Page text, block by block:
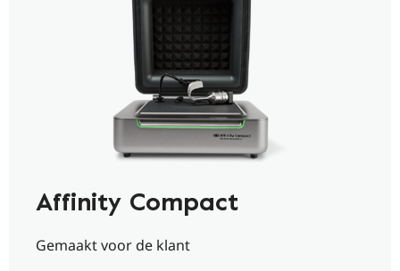
Affinity Compact
Gemaakt voor de klant